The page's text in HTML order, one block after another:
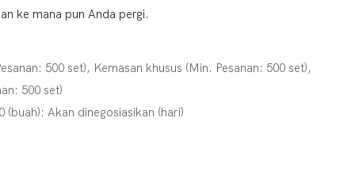
ke mana pun Anda pergi.
500 set), Kemasan khusus (Min. Pesanan: 500 set),
500 set)
(buah): Akan dinegosiasikan (hari)